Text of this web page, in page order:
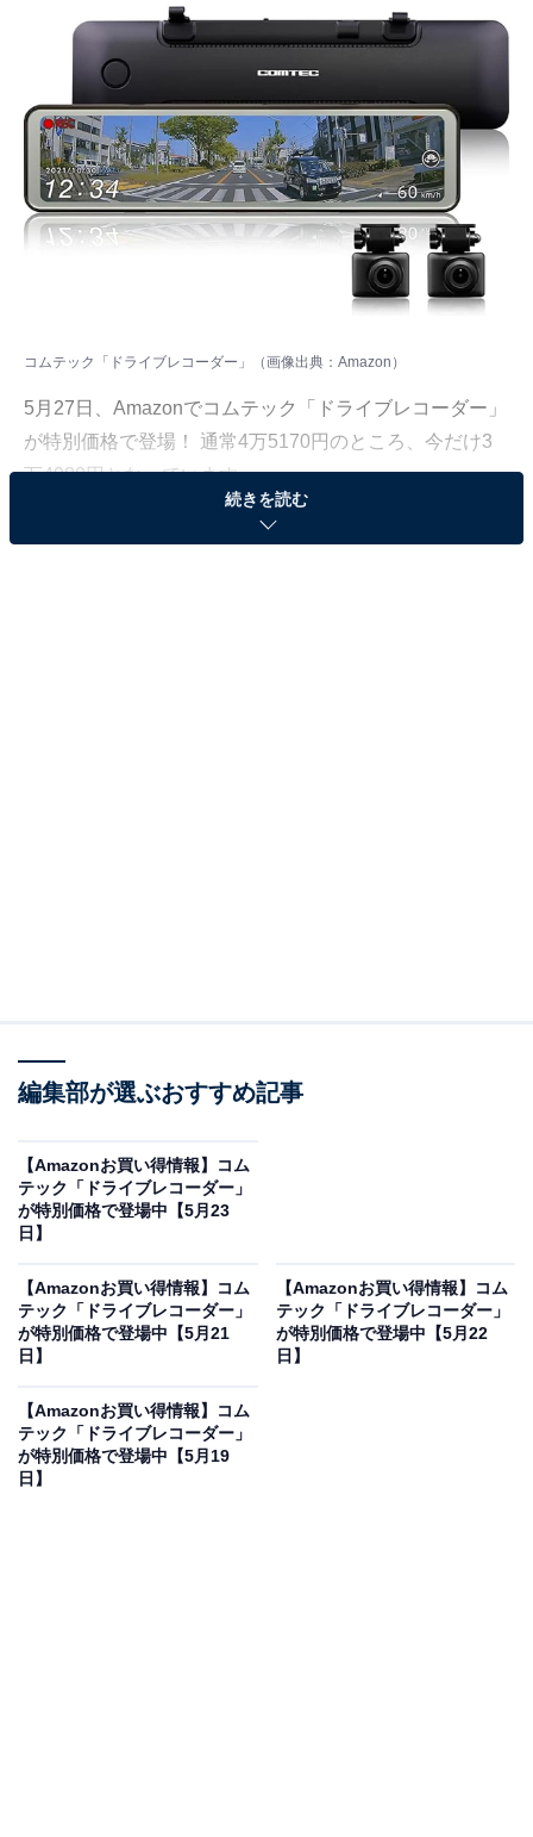
コムテック「ドライブレコーダー」（画像出典：Amazon）
5月27日、 Amazonでコムテック「ドライブレコーダー」
が特別価格で登場！ 通常4万5170円のところ、今だけ3
万4980円となっています。
そのほかにも注目の商品がラインナップされているので,
コムテックの「ドライブレコーダー」が限定価格
ー 前後2カメラ ZDR038 デジタルインナーミラー機能搭
載 前後200万画素 FullHD GPS搭載 後続車両接近お知ら
せ 安全運転支援機能搭載 常時録画 衝撃録画 高速起動 [出
張取付サービス対応]
続きを読む
編集部が選ぶおすすめ記事
【Amazonお買い得情報】コム
テック「ドライブレコーダー」
が特別価格で登場中【5月23
日】
【Amazonお買い得情報】コム
テック「ドライブレコーダー」
が特別価格で登場中【5月21
日】
【Amazonお買い得情報】コム
テック「ドライブレコーダー」
が特別価格で登場中【5月22
日】
【Amazonお買い得情報】コム
テック「ドライブレコーダー」
が特別価格で登場中【5月19
日】